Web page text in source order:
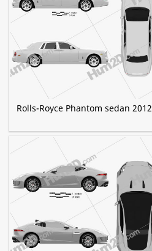
Rolls-Royce Phantom sedan 2012